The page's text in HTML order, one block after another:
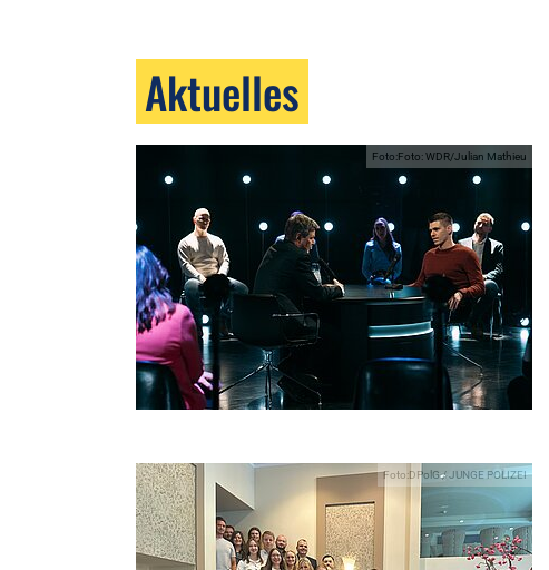
Aktuelles
Foto:Foto: WDR/Julian Mathieu
Foto:DPolG / JUNGE POLIZEI